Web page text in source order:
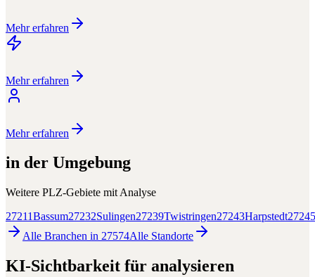
Mehr erfahren
Mehr erfahren
Mehr erfahren
in der Umgebung
Weitere PLZ-Gebiete mit Analyse
27211Bassum27232Sulingen27239Twistringen27243Harpstedt27245
Alle Branchen in 27574Alle Standorte
KI-Sichtbarkeit für analysieren